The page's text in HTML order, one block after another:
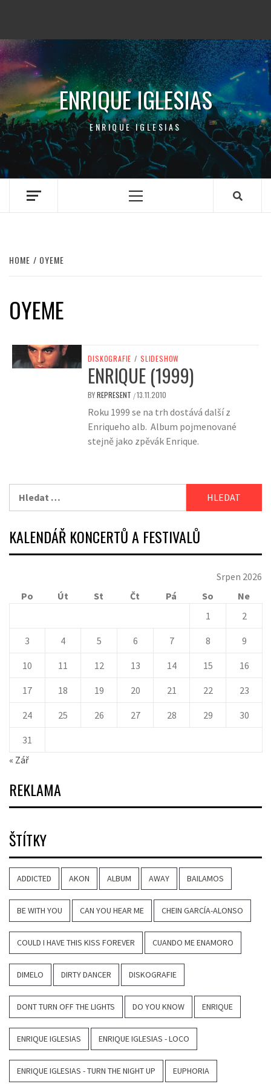
ENRIQUE IGLESIAS
ENRIQUE IGLESIAS
Primary
HOME OYEME
OYEME
DISKOGRAFIE / SLIDESHOW
ENRIQUE (1999)
BYREPRESENT /13.11.2010
Roku 1999 se na trh dostává další z
Enriqueho alb. Album pojmenované
stejně jako zpěvák Enrique.
KALENDÁŘ KONCERTŮ A FESTIVALŮ
Srpen 2026
Po
Út St Čt Pá So
Ne
1
2
3 4 5 6 7 8 9
10 11 12 13 14 15 16
17 18 19 20 21 22 23
24 25 26 27 28 29 30
31
« Zář
REKLAMA
ŠTÍTKY
ADDICTED AKON ALBUM AWAY BAILAMOS
BE WITH YOU CAN YOU HEAR ME CHEIN GARCÍA-ALONSO
COULD I HAVE THIS KISS FOREVER CUANDO ME ENAMORO
DIMELO DIRTY DANCER DISKOGRAFIE
DONT TURN OFF THE LIGHTS DO YOU KNOW ENRIQUE
ENRIQUE IGLESIAS ENRIQUE IGLESIAS - LOCO
ENRIQUE IGLESIAS - TURN THE NIGHT UP EUPHORIA